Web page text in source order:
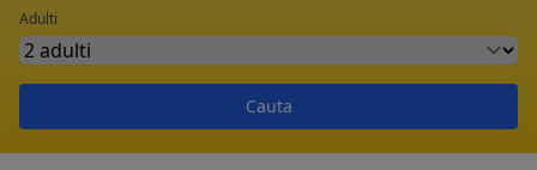
Adulti
Cauta